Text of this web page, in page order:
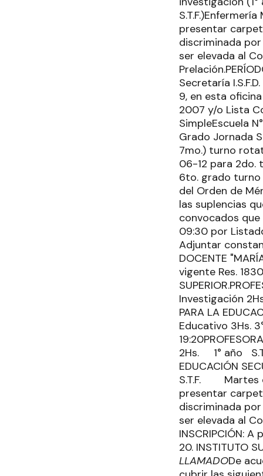
presentar
discriminada
ser elevada al
Secretaría
9, en esta
2007 y/o Lista
SimpleEscuela
Grado Jornada
7mo.) turno
06-12 para 2do.
6to. grado turno
del Orden de
las suplencias
convocados
09:30 por
Adjuntar
DOCENTE
vigente Res.
Investigación
PARA LA
Educativo 3Hs.
2Hs. 1° año
EDUCACIÓN
S.T.F. Martes
presentar
discriminada
ser elevada al
INSCRIPCIÓN:
20. INSTITUTO
LLAMADODe